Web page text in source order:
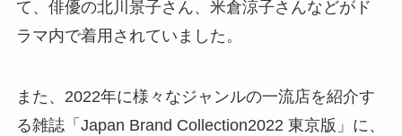
て、俳優の北川景子さん、米倉涼子さんなどがド
ラマ内で着用されていました。
また、2022年に様々なジャンルの一流店を紹介す
る雑誌「Japan Brand Collection2022 東京版」に、